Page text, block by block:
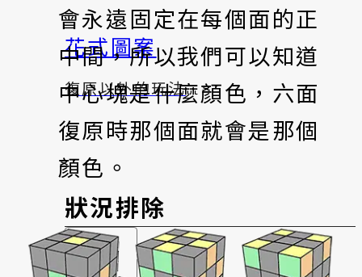
花式圖案
復原以外的玩法
狀況排除
會永遠固定在每個面的正
中間，所以我們可以知道
中心塊是什麼顏色，六面
復原時那個面就會是那個
顏色。